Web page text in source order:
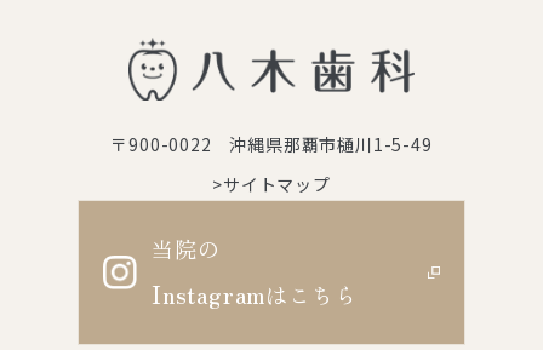
〒900-0022 沖縄県那覇市樋川1-5-49
>サイトマップ
当院の
Instagramはこちら